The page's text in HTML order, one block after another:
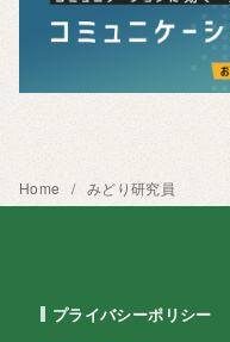
Home みどり研究員
プライバシーポリシー